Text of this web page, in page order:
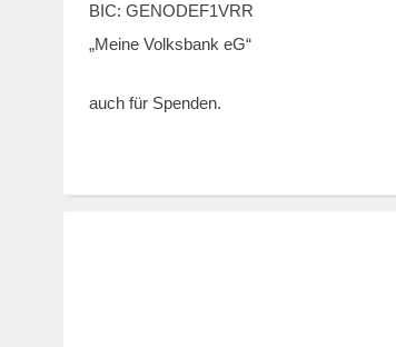
BIC: GENODEF1VRR
„Meine Volksbank eG“
auch für Spenden.